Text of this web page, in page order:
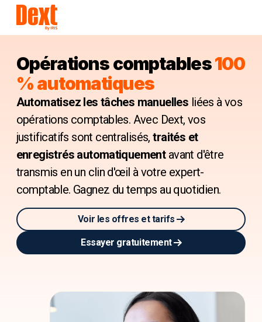
Opérations comptables100
% automatiques
Automatisez les tâches manuelles liées à vos
opérations comptables. Avec Dext, vos
justificatifs sont centralisés,traités et
enregistrés automatiquementavant d'être
transmis en un clin d'œil à votre expert-
comptable. Gagnez du temps au quotidien.
Voir les offres et tarifs
Essayer gratuitement